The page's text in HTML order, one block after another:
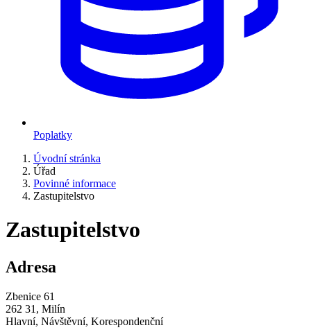
Poplatky
Úvodní stránka
Úřad
Povinné informace
Zastupitelstvo
Zastupitelstvo
Adresa
Zbenice 61
262 31, Milín
Hlavní, Návštěvní, Korespondenční